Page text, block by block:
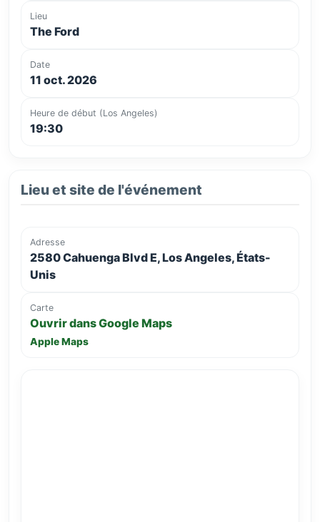
Lieu
The Ford
Date
11 oct. 2026
Heure de début (Los Angeles)
19:30
Lieu et site de l'événement
Adresse
2580 Cahuenga Blvd E, Los Angeles, États-
Unis
Carte
Ouvrir dans Google Maps
Apple Maps